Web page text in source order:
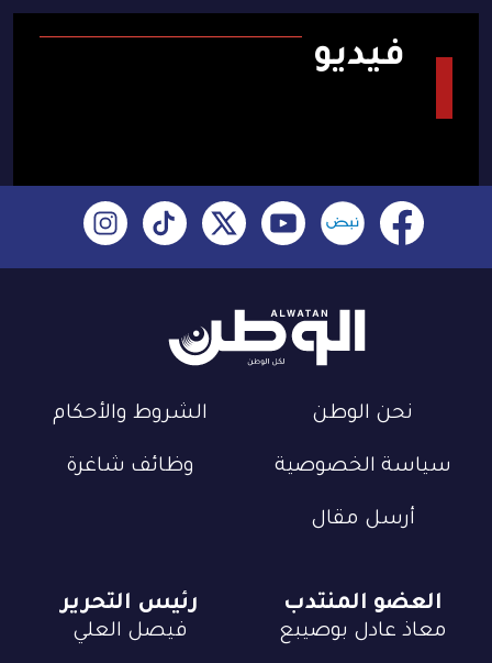
فيديو
نحن الوطن الشروط والأحكام
سياسة الخصوصية وظائف شاغرة
أرسل مقال
العضو المنتدب
معاذ عادل بوصيبع
رئيس التحرير
فيصل العلي